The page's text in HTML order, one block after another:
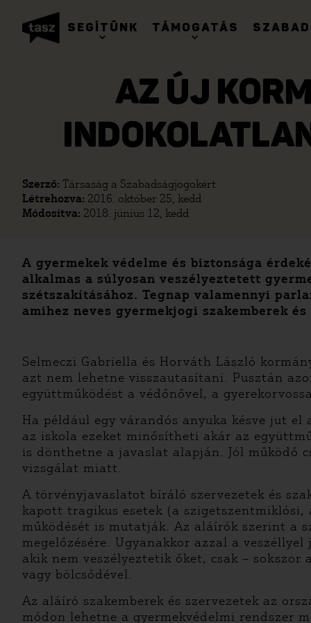
SEGÍTÜNK TÁMOGATÁS
AZ ÚJ
Szerző: Társaság a Szabadságjogokért
Létrehozva: 2016. október 25, kedd
Módosítva: 2018. június 12, kedd
A gyermekek védelme és biztonsága
alkalmas a súlyosan veszélyeztetett
szétszakításához. Tegnap valamennyi
amihez neves gyermekjogi szakemberek
Selmeczi Gabriella és Horváth László
azt nem lehetne visszautasítani. Pusztán
együttműködést a védőnővel, a
Ha például egy várandós anyuka késve jut
az iskola ezeket minősítheti akár az
is dönthetne a javaslat alapján. Jól működő
vizsgálat miatt.
A törvényjavaslatot bíráló szervezetek és
kapott tragikus esetek (a szigetszentmiklósi,
működését is mutatják. Az aláírók szerint a
megelőzésére. Ugyanakkor azzal a
akik nem veszélyeztetik őket, csak –
vagy bölcsődével.
Az aláíró szakemberek és szervezetek az
módon lehetne a gyermekvédelmi rendszer